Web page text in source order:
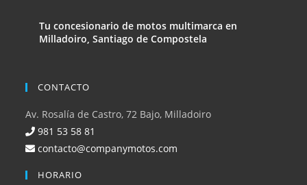
Tu concesionario de motos multimarca en
Milladoiro, Santiago de Compostela
CONTACTO
Av. Rosalía de Castro, 72 Bajo, Milladoiro
981 53 58 81
contacto@companymotos.com
HORARIO